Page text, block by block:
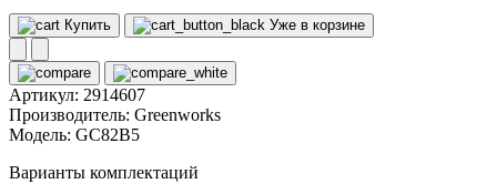
Купить Уже в корзине
Артикул: 2914607
Производитель: Greenworks
Модель: GC82B5
Варианты комплектаций